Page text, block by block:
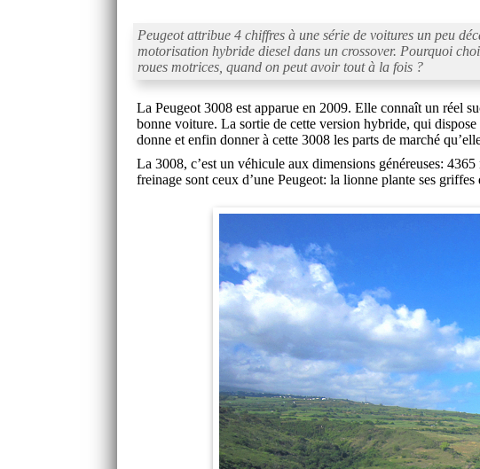
Peugeot attribue 4 chiffres à une série de voitures un peu
motorisation hybride diesel dans un crossover. Pourquoi
roues motrices, quand on peut avoir tout à la fois ?
La Peugeot 3008 est apparue en 2009. Elle connaît un réel
bonne voiture. La sortie de cette version hybride, qui
donne et enfin donner à cette 3008 les parts de marché
La 3008, c’est un véhicule aux dimensions généreuses:
freinage sont ceux d’une Peugeot: la lionne plante ses